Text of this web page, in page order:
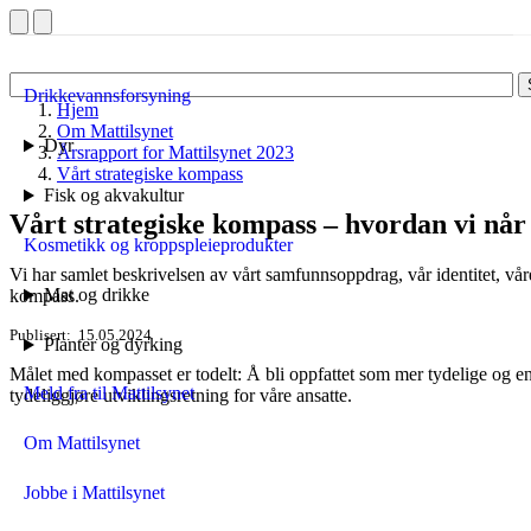
Drikkevannsforsyning
Dyr
Fisk og akvakultur
Kosmetikk og kroppspleieprodukter
Mat og drikke
Planter og dyrking
Meld fra til Mattilsynet
Om Mattilsynet
Jobbe i Mattilsynet
Hjem
Om Mattilsynet
Årsrapport for Mattilsynet 2023
Vårt strategiske kompass
Vårt strategiske kompass – hvordan vi når
Vi har samlet beskrivelsen av vårt samfunnsoppdrag, vår identitet,
kompass.
Publisert 15.05.2024
Målet med kompasset er todelt: Å bli oppfattet som mer tydelige og
tydeliggjøre utviklingsretning for våre ansatte.